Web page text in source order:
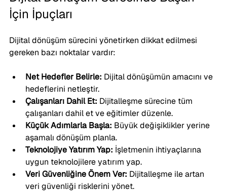
İçin İpuçları
Dijital dönüşüm sürecini yönetirken dikkat edilmesi
gereken bazı noktalar vardır:
Net Hedefler Belirle: Dijital dönüşümün amacını ve
hedeflerini netleştir.
Çalışanları Dahil Et: Dijitalleşme sürecine tüm
çalışanları dahil et ve eğitimler düzenle.
Küçük Adımlarla Başla: Büyük değişiklikler yerine
aşamalı dönüşüm planla.
Teknolojiye Yatırım Yap: İşletmenin ihtiyaçlarına
uygun teknolojilere yatırım yap.
Veri Güvenliğine Önem Ver: Dijitalleşme ile artan
veri güvenliği risklerini yönet.